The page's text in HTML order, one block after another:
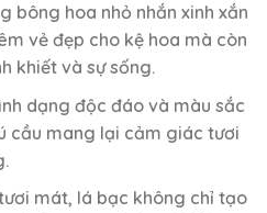
bông hoa nhỏ nhắn xinh xắn
vẻ đẹp cho kệ hoa mà còn
khiết và sự sống.
dạng độc đáo và màu sắc
cầu mang lại cảm giác tươi
mát, lá bạc không chỉ tạo